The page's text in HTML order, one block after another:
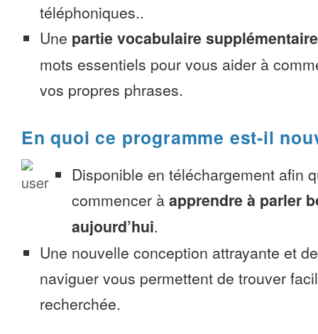
téléphoniques..
Une partie vocabulaire supplémentaire
mots essentiels pour vous aider à
vos propres phrases.
En quoi ce programme est-il
Disponible en téléchargement afin
commencer à apprendre à parler
aujourd’hui.
Une nouvelle conception attrayante et
naviguer vous permettent de trouver
recherchée.